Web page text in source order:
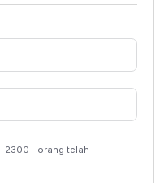
2300+ orang telah